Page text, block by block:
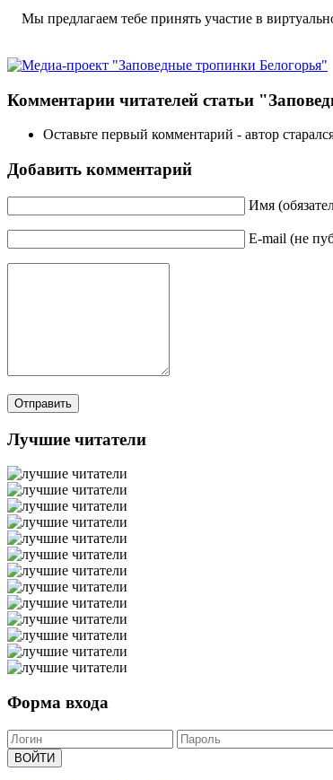
Мы предлагаем тебе принять участие в
Комментарии читателей статьи
Оставьте первый комментарий - автор
Добавить комментарий
Имя
E-mail (не
Лучшие читатели
Форма входа